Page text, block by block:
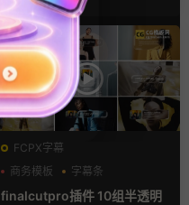
FCPX字幕
商务模板
字幕条
finalcutpro插件 10组半透明